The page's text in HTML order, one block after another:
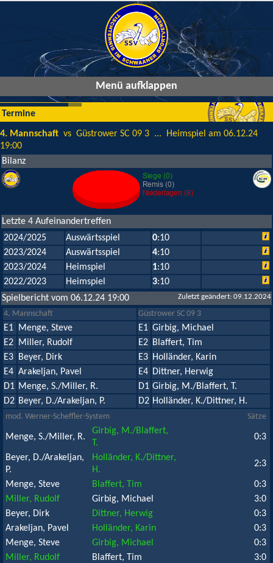
Menü aufklappen
Termine
4. Mannschaft vs Güstrower SC 09 3 ... Heimspiel am 06.12.24
19:00
Bilanz
Letzte 4 Aufeinandertreffen
2024/2025
Auswärtsspiel 0:10
2023/2024
Auswärtsspiel 4:10
2023/2024
Heimspiel 1:10
2022/2023
Heimspiel 3:10
Spielbericht vom 06.12.24 19:00
Zuletzt geändert: 09.12.2024
4. Mannschaft Güstrower SC 09 3
E1 Menge, Steve E1 Girbig, Michael
E2
Miller, Rudolf E2 Blaffert, Tim
E3
Beyer, Dirk E3 Holländer, Karin
E4 Arakeljan, Pavel E4 Dittner, Herwig
D1 Menge, S./Miller, R. D1 Girbig, M./Blaffert, T.
D2 Beyer, D./Arakeljan, P. D2 Holländer, K./Dittner, H.
mod. Werner-Scheffler-System Sätze
Menge, S./Miller, R.
Girbig, M./Blaffert,
T.
0:3
Beyer, D./Arakeljan,
P.
Holländer, K./Dittner,
H.
2:3
Menge, Steve Blaffert, Tim
0:3
Miller, Rudolf
Girbig, Michael
3:0
Beyer, Dirk
Dittner, Herwig
0:3
Arakeljan, Pavel
Holländer, Karin
0:3
Menge, Steve
Girbig, Michael
0:3
Miller, Rudolf
Blaffert, Tim
3:0